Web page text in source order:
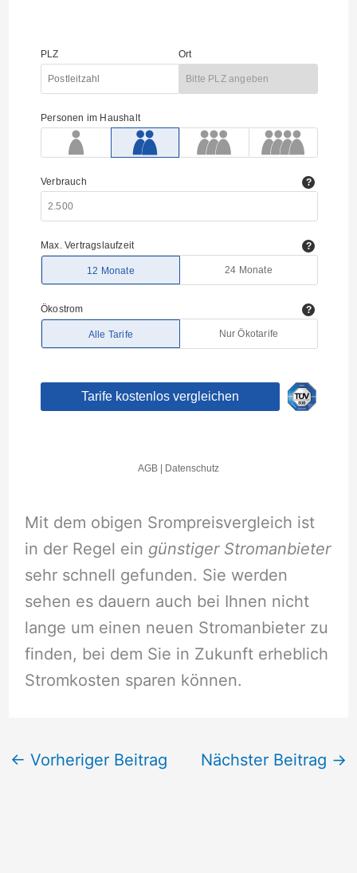
Mit dem obigen Srompreisvergleich ist
in der Regel ein günstiger Stromanbieter
sehr schnell gefunden. Sie werden
sehen es dauern auch bei Ihnen nicht
lange um einen neuen Stromanbieter zu
finden, bei dem Sie in Zukunft erheblich
Stromkosten sparen können.
← Vorheriger Beitrag Nächster Beitrag →